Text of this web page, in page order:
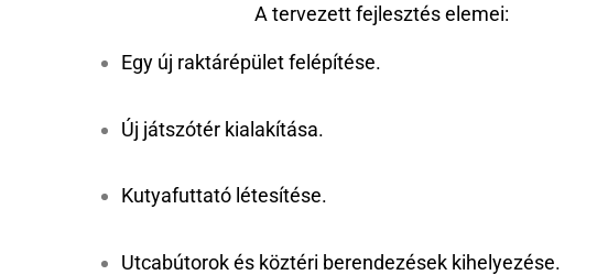
A tervezett fejlesztés elemei:
Egy új raktárépület felépítése.
Új játszótér kialakítása.
Kutyafuttató létesítése.
Utcabútorok és köztéri berendezések kihelyezése.